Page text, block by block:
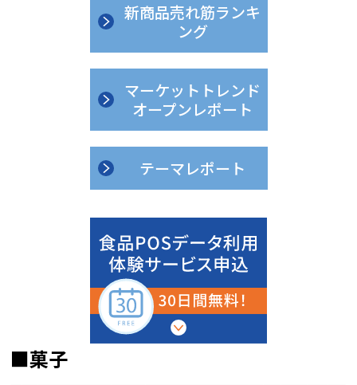
新商品売れ筋ランキ
ング
マーケットトレンド
オープンレポート
テーマレポート
■菓子